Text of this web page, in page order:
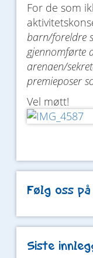
For de som
barn/foreldre
gjennomførte
arenaen/
premieposer
Vel møtt!
Følg oss på
Siste